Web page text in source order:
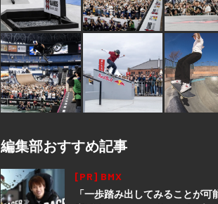
編集部おすすめ記事
[PR] BMX
「一歩踏み出してみることが可